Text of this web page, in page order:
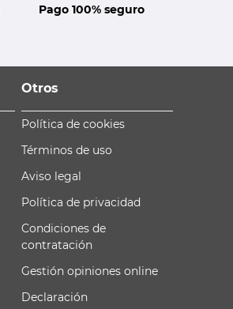
Pago 100% seguro
Otros
Política de cookies
Términos de uso
Aviso legal
Política de privacidad
Condiciones de
contratación
Gestión opiniones online
Declaración